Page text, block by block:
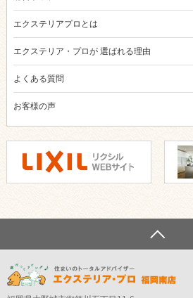
エクステリアプロとは
エクステリア・プロが選ばれる理由
よくある質問
お客様の声